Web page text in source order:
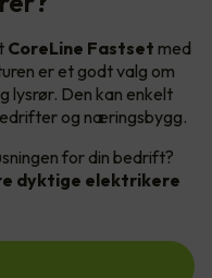
CoreLine Fastset med
er et godt valg om
lysrør. Den kan enkelt
og næringsbygg.
for din bedrift?
dyktige elektrikere